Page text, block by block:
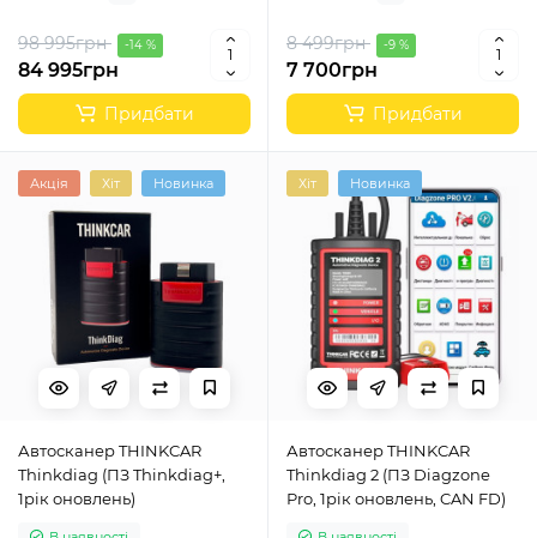
98 995грн -14 %
84 995грн
Придбати
8 499грн -9 %
7 700грн
Придбати
Акція Хіт Новинка
Автосканер THINKCAR
Thinkdiag (ПЗ Thinkdiag+,
1рік оновлень)
Хіт Новинка
Автосканер THINKCAR
Thinkdiag 2 (ПЗ Diagzone
Pro, 1рік оновлень, CAN FD)